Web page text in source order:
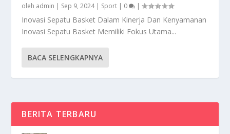
oleh admin | Sep 9, 2024| Sport | 0 |
Inovasi Sepatu Basket Dalam Kinerja Dan Kenyamanan
Inovasi Sepatu Basket Memiliki Fokus Utama...
BACA SELENGKAPNYA
BERITA TERBARU